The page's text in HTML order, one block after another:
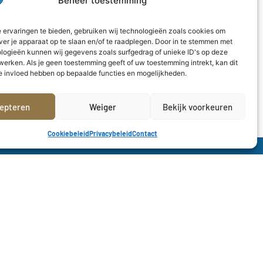
ervaringen te bieden, gebruiken wij technologieën zoals cookies om
je apparaat op te slaan en/of te raadplegen. Door in te stemmen met
kunnen wij gegevens zoals surfgedrag of unieke ID's op deze
Als je geen toestemming geeft of uw toestemming intrekt, kan dit
invloed hebben op bepaalde functies en mogelijkheden.
Weiger Bekijk voorkeuren
CookiebeleidPrivacybeleidContact
minstens
36 uur voor de aanvang van de